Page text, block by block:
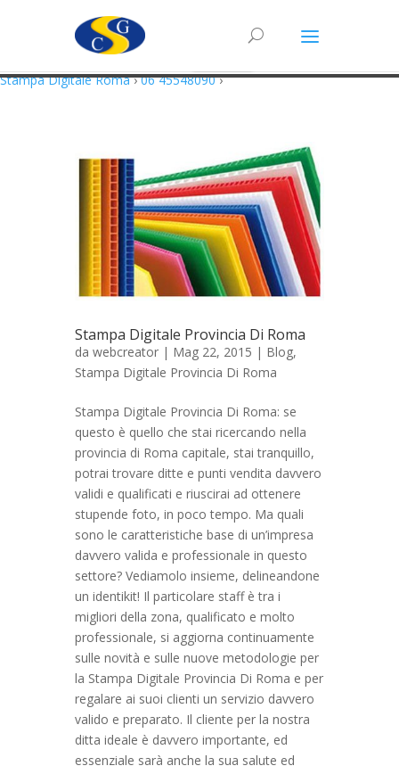
Stampa Digitale Roma›06 45548090›
Stampa Digitale Provincia Di Roma
da webcreator | Mag 22, 2015 | Blog,
Stampa Digitale Provincia Di Roma
Stampa Digitale Provincia Di Roma: se
questo è quello che stai ricercando nella
provincia di Roma capitale, stai tranquillo,
potrai trovare ditte e punti vendita davvero
validi e qualificati e riuscirai ad ottenere
stupende foto, in poco tempo. Ma quali
sono le caratteristiche base di un’impresa
davvero valida e professionale in questo
settore? Vediamolo insieme, delineandone
un identikit! Il particolare staff è tra i
migliori della zona, qualificato e molto
professionale, si aggiorna continuamente
sulle novità e sulle nuove metodologie per
la Stampa Digitale Provincia Di Roma e per
regalare ai suoi clienti un servizio davvero
valido e preparato. Il cliente per la nostra
ditta ideale è davvero importante, ed
essenziale sarà anche la sua salute ed
Questo sito utilizza cookie in conformità alla policy e cookie che rientrano
nella responsabilità di terze parti. Proseguendo nella navigazione
acconsenti all’utilizzo di cookie.